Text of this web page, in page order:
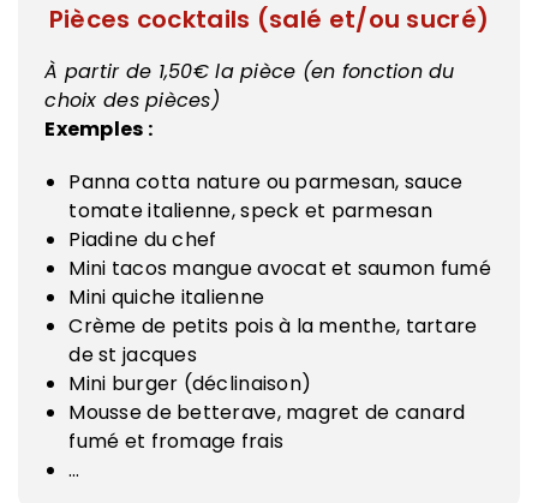
Pièces cocktails (salé et/ou sucré)
À partir de 1,50€ la pièce (en fonction du
choix des pièces)
Exemples :
Panna cotta nature ou parmesan, sauce
tomate italienne, speck et parmesan
Piadine du chef
Mini tacos mangue avocat et saumon fumé
Mini quiche italienne
Crème de petits pois à la menthe, tartare
de st jacques
Mini burger (déclinaison)
Mousse de betterave, magret de canard
fumé et fromage frais
…